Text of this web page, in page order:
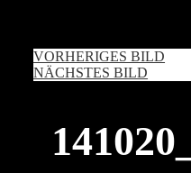
VORHERIGES BILD
NÄCHSTES BILD